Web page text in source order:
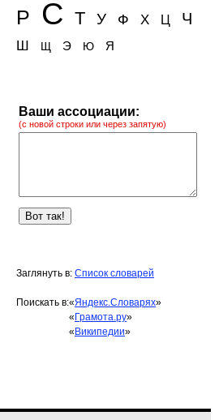
Р С Т У Ф Х Ц Ч
Ш Щ Э Ю Я
Ваши ассоциации:
(с новой строки или через запятую)
Заглянуть в: Список словарей
Поискать в:«Яндекс.Словарях»
« Грамота.ру»
« Википедии»